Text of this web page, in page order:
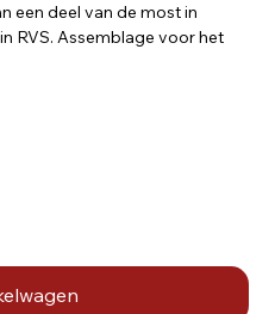
een deel van de most in
RVS. Assemblage voor het